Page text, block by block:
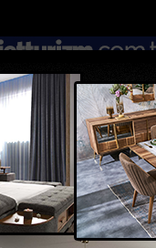
53.5186
SPOR SAĞLIK
k... HBBden
Yazarlar Web TV